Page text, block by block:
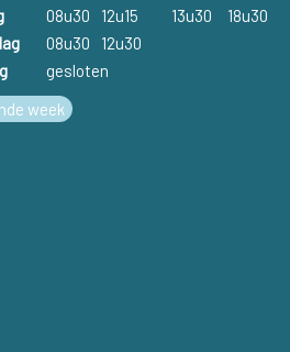
08u30 12u15 13u30
18u30
08u30
12u30
gesloten
week